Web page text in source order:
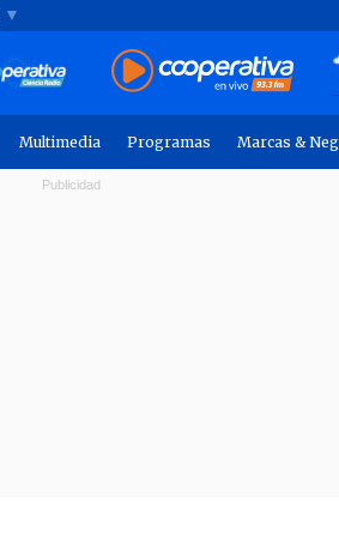
▼
Multimedia Programas Marcas &